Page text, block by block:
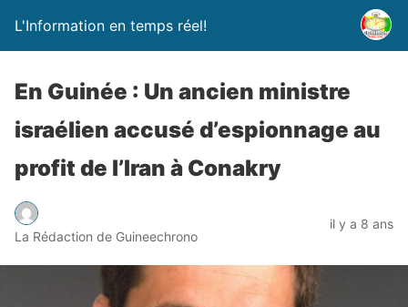
L'Information en temps réel!
En Guinée : Un ancien ministre
israélien accusé d’espionnage au
profit de l’Iran à Conakry
La Rédaction de Guineechrono
il y a 8 ans